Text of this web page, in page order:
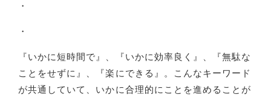
・
・
『いかに短時間で』、『いかに効率良く』、『無駄な
ことをせずに』、『楽にできる』。こんなキーワード
が共通していて、いかに合理的にことを進めることが